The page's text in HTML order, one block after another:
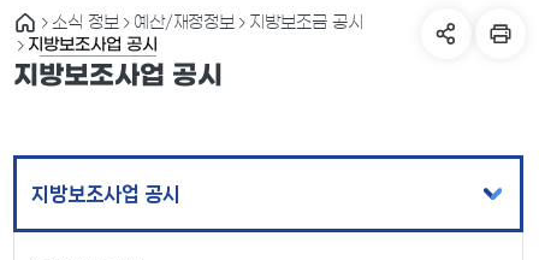
소식 정보 예산/재정정보 지방보조금 공시
지방보조사업 공시
지방보조사업 공시
지방보조사업 공시